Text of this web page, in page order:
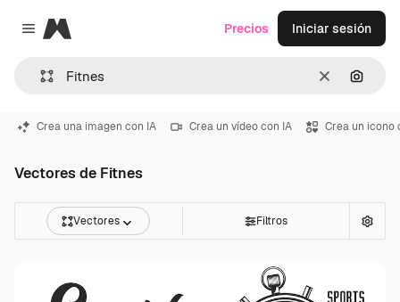
Close menu
Magnific
Borrar
Precios Iniciar sesión
Crea una imagen con IA Crea un vídeo con IA Crea un icono
Vectores de Fitnes
Vectores Filtros